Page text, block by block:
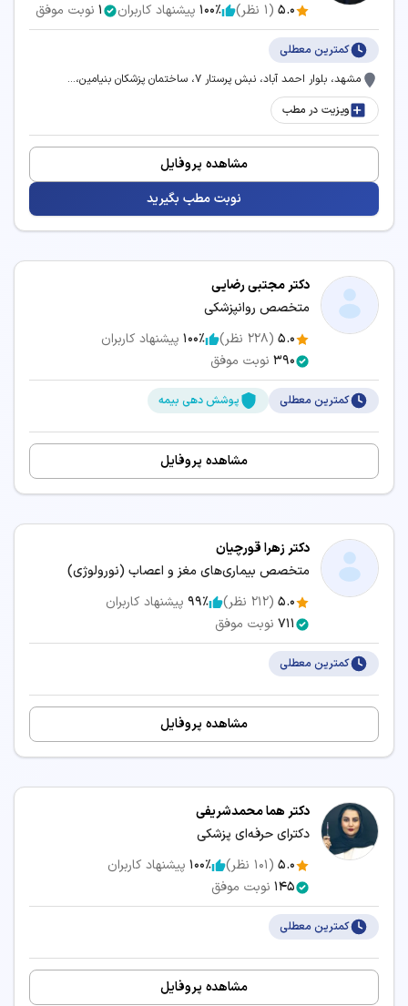
5.0
(
1 نظر) 100٪ پیشنهاد کاربران 1 نوبت موفق
کمترین معطلی
مشهد، بلوار احمد آباد، نبش پرستار 7، ساختمان پزشکان بنیامین،...
ویزیت در مطب
مشاهده پروفایل
نوبت مطب بگیرید
دکتر مجتبی رضایی
متخصص روانپزشکی
5.0
(
228 نظر) 100٪ پیشنهاد کاربران
390 نوبت موفق
کمترین معطلی پوشش دهی بیمه
مشاهده پروفایل
دکتر زهرا قورچیان
متخصص بیماری‌های مغز و اعصاب (نورولوژی)
5.0
(
212 نظر) 99٪ پیشنهاد کاربران
711 نوبت موفق
کمترین معطلی
مشاهده پروفایل
دکتر هما محمدشریفی
دکترای حرفه‌ای پزشکی
5.0
(
101 نظر) 100٪ پیشنهاد کاربران
145 نوبت موفق
کمترین معطلی
مشاهده پروفایل